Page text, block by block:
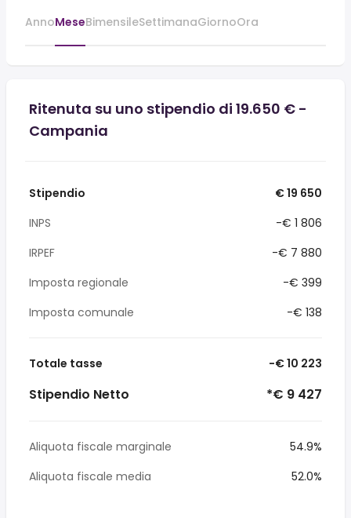
AnnoMeseBimensileSettimanaGiornoOra
Ritenuta su uno stipendio di 19.650 € -
Campania
Stipendio
€ 19 650
INPS
-€ 1 806
IRPEF
-€ 7 880
Imposta regionale
-€ 399
Imposta comunale
-€ 138
Totale tasse -€ 10 223
Stipendio Netto *€ 9 427
Aliquota fiscale marginale
54.9%
Aliquota fiscale media
52.0%